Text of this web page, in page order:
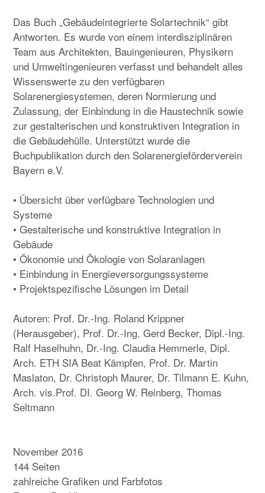
Das Buch „Gebäudeintegrierte Solartechnik“ gibt
Antworten. Es wurde von einem interdisziplinären
Team aus Architekten, Bauingenieuren, Physikern
und Umweltingenieuren verfasst und behandelt alles
Wissenswerte zu den verfügbaren
Solarenergiesystemen, deren Normierung und
Zulassung, der Einbindung in die Haustechnik sowie
zur gestalterischen und konstruktiven Integration in
die Gebäudehülle. Unterstützt wurde die
Buchpublikation durch den Solarenergieförderverein
Bayern e.V.
• Übersicht über verfügbare Technologien und
Systeme
• Gestalterische und konstruktive Integration in
Gebäude
• Ökonomie und Ökologie von Solaranlagen
• Einbindung in Energieversorgungssysteme
• Projektspezifische Lösungen im Detail
Autoren: Prof. Dr.-Ing. Roland Krippner
(Herausgeber), Prof. Dr.-Ing. Gerd Becker, Dipl.-Ing.
Ralf Haselhuhn, Dr.-Ing. Claudia Hemmerle, Dipl.
Arch. ETH SIA Beat Kämpfen, Prof. Dr. Martin
Maslaton, Dr. Christoph Maurer, Dr. Tilmann E. Kuhn,
Arch. vis.Prof. DI. Georg W. Reinberg, Thomas
Seltmann
November 2016
144 Seiten
zahlreiche Grafiken und Farbfotos